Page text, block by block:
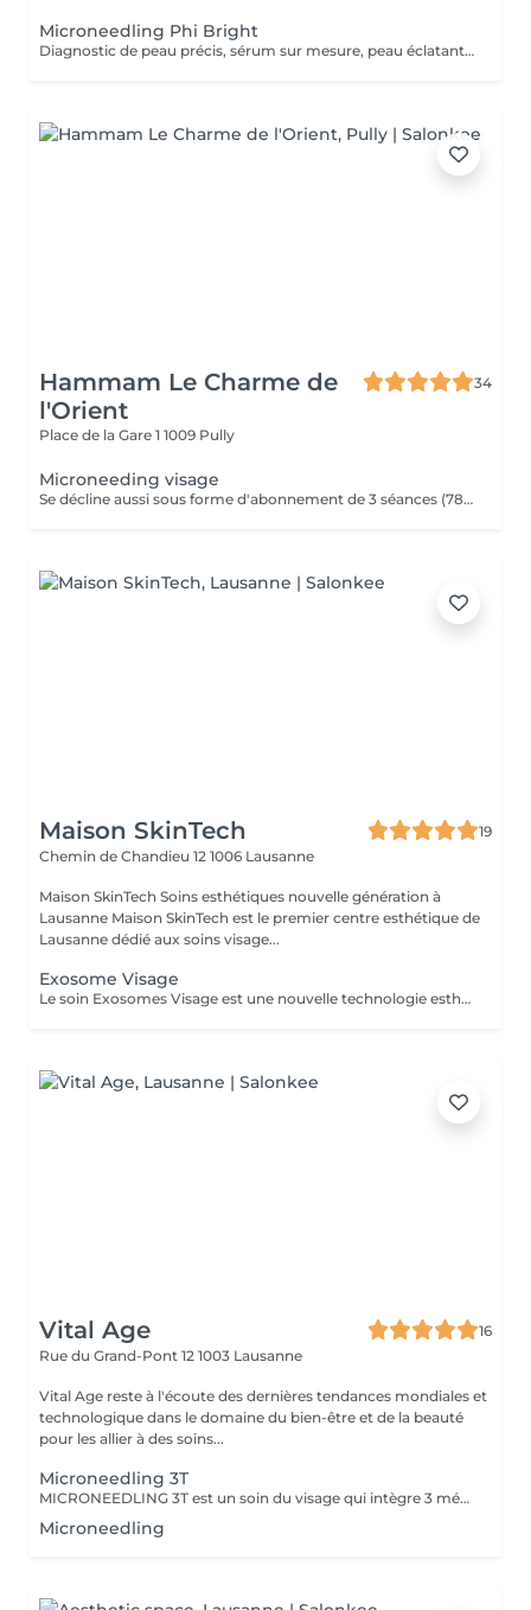
Microneedling Phi Bright
Diagnostic de peau précis, sérum sur mesure, peau éclatante. Une routine pro + un soin à domicile pour des résultats visibles et durables Le microneedling est un soin esthétique 100 % naturel qui permet de rajeunir et raffermir votre peau. Il permet également d'éliminer les cicatrices d'acné et de retrouver une peau douce et hydratée.
Hammam Le Charme de
l'Orient
34
Place de la Gare 1 1009 Pully
Microneeding visage
Se décline aussi sous forme d'abonnement de 3 séances (780.- au lieu de 870.-) ou de 6 séances (1300.- au lieu de 1740)
Maison SkinTech
19
Chemin de Chandieu 12 1006 Lausanne
Maison SkinTech Soins esthétiques nouvelle génération à
Lausanne Maison SkinTech est le premier centre esthétique de
Lausanne dédié aux soins visage...
Exosome Visage
Le soin Exosomes Visage est une nouvelle technologie esthétique de régénération cellulaire, idéale pour redonner éclat, fermeté et uniformité à la peau. Alternative douce au microneedling, il agit sans aiguilles et offre des résultats visibles dès la 1 séance. Les exosomes stimulent intensément le renouvellement cellulaire, améliorent la réception des actifs et la qualité globale de la peau. Le teint est plus lumineux, les ridules sont atténuées et la peau paraît immédiatement plus lisse et revitalisée. Idéal pour : teint terne ou irrégulier premiers signes de l'âge pores visibles perte de fermeté peau fatiguée ou déshydratée Résultats : glow instantané, peau plus lisse, plus uniforme et effet peau neuve. Offre de lancement 120.- au lieu de 160.-
Vital Age
16
Rue du Grand-Pont 12 1003 Lausanne
Vital Age reste à l'écoute des dernières tendances mondiales et
technologique dans le domaine du bien-être et de la beauté
pour les allier à des soins...
Microneedling 3T
MICRONEEDLING 3T est un soin du visage qui intègre 3 méthodes de traitement pour offrir un maximum de résultat dès la première séance micro-needling radiofréquence stimulation musculaire électrique Sans rougeurs après la séance, effet immédiat INDICATIONS ACNÉ, PORES DILATES, RIDES D'EXPRESSION, AMÉLIORATION DE LA TEXTURE, LES PLIS NASOGENIENS, RIDES D'EXPRESSION, CONTOUR DES YEUX, STIMULATION DES FIBROBLASTES, HYDRATATION PROFONDE
Microneedling